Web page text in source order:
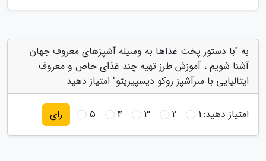
به "با دستور پخت غذاها به وسیله آشپزهای معروف جهان
آشنا شویم ، آموزش طرز تهیه چند غذای خاص و معروف
ایتالیایی با سرآشپز روکو دیسپیریتو" امتیاز دهید
امتیاز دهید:1
2
3
4
5 رای